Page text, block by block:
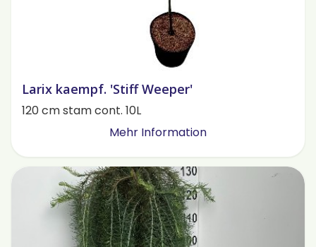
Larix kaempf. 'Stiff Weeper'
120 cm stam cont. 10L
Mehr Information